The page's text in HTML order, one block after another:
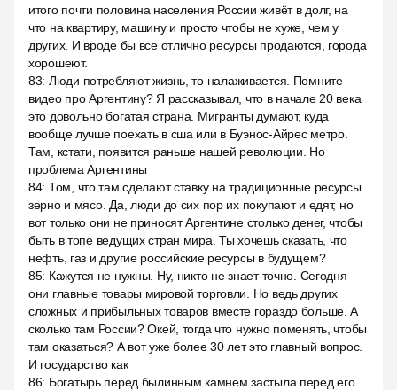
итого почти половина населения России живёт в долг, на
что на квартиру, машину и просто чтобы не хуже, чем у
других. И вроде бы все отлично ресурсы продаются, города
хорошеют.
83: Люди потребляют жизнь, то налаживается. Помните
видео про Аргентину? Я рассказывал, что в начале 20 века
это довольно богатая страна. Мигранты думают, куда
вообще лучше поехать в сша или в Буэнос-Айрес метро.
Там, кстати, появится раньше нашей революции. Но
проблема Аргентины
84: Том, что там сделают ставку на традиционные ресурсы
зерно и мясо. Да, люди до сих пор их покупают и едят, но
вот только они не приносят Аргентине столько денег, чтобы
быть в топе ведущих стран мира. Ты хочешь сказать, что
нефть, газ и другие российские ресурсы в будущем?
85: Кажутся не нужны. Ну, никто не знает точно. Сегодня
они главные товары мировой торговли. Но ведь других
сложных и прибыльных товаров вместе гораздо больше. А
сколько там России? Окей, тогда что нужно поменять, чтобы
там оказаться? А вот уже более 30 лет это главный вопрос.
И государство как
86: Богатырь перед былинным камнем застыла перед его